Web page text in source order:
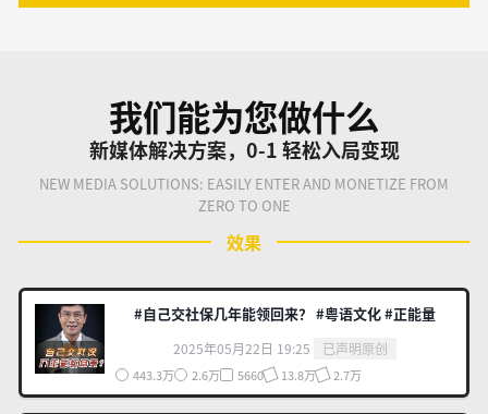
我们能为您做什么
新媒体解决方案，0-1 轻松入局变现
NEW MEDIA SOLUTIONS: EASILY ENTER AND MONETIZE FROM
ZERO TO ONE
效果
#自己交社保几年能领回来？ #粤语文化 #正能量
2025年05月22日 19:25 已声明原创
443.3万 2.6万 5660 13.8万 2.7万